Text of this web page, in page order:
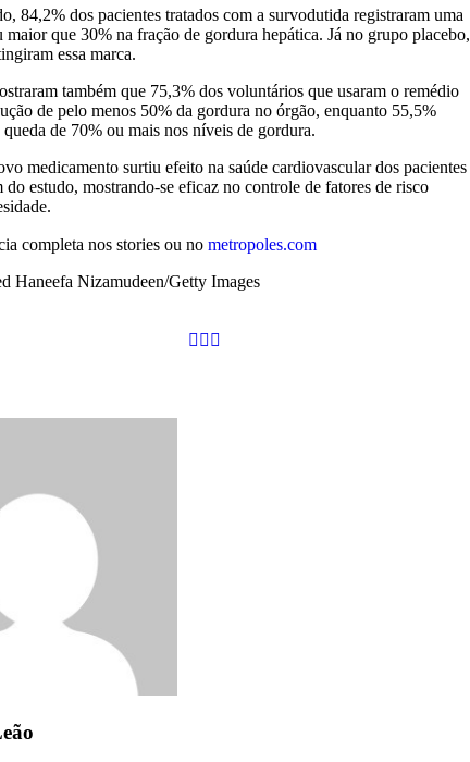
84,2% dos pacientes tratados com a survodutida registraram uma
maior que 30% na fração de gordura hepática. Já no grupo placebo,
essa marca.
também que 75,3% dos voluntários que usaram o remédio
de pelo menos 50% da gordura no órgão, enquanto 55,5%
de 70% ou mais nos níveis de gordura.
medicamento surtiu efeito na saúde cardiovascular dos pacientes
do estudo, mostrando-se eficaz no controle de fatores de risco
completa nos stories ou no metropoles.com
Haneefa Nizamudeen/Getty Images